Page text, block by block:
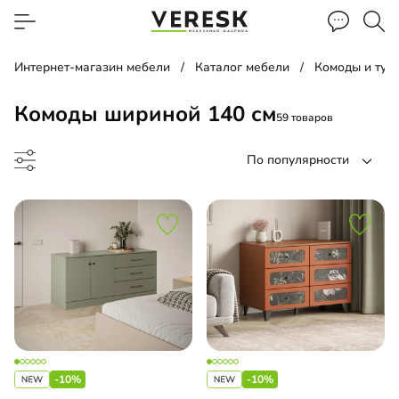
Интернет-магазин мебели Каталог мебели Комоды и
Комоды шириной 140 см59 товаров
По популярности
до
-10% -10%